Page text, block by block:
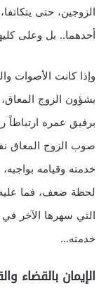
الزوجين، حتى
أحدهما.. بل وعلى
وإذا كانت الأصوات
بشؤون الزوج
برفيق عمره ارتباطاً
صوب الزوج المعاق
خدمته وقيامه
لحظة ضعف، فما عليه
التي سهرها الآخر في
خدمته…
الإيمان بالقضاء